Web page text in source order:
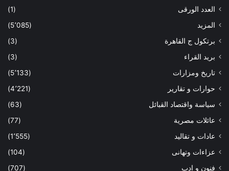
العدد الورقى
(1)
المزيد
(5٬085)
برتكول ج القاهرة
(3)
بريد القراء
(3)
تاريخ ومزارات
(5٬133)
حوارات و تقارير
(4٬221)
سياسة واقتصاد القبائل
(63)
عائلات مصرية
(77)
عادات و تقاليد
(1٬555)
عزاءات وتهانى
(104)
فنون و ادب
(707)